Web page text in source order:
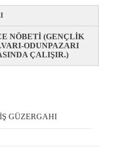
NÖBETİ (GENÇLİK
ODUNPAZARI
ÇALIŞIR.)
GÜZERGAHI